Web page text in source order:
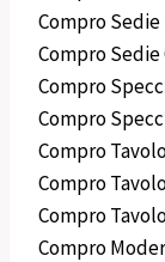
Compro Sedie
Compro Sedie
Compro
Compro
Compro
Compro
Compro
Compro